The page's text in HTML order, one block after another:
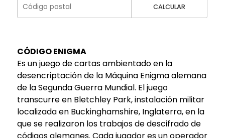
CALCULAR
CÓDIGO ENIGMA
Es un juego de cartas ambientado en la
desencriptación de la Máquina Enigma alemana
de la Segunda Guerra Mundial. El juego
transcurre en Bletchley Park, instalación militar
localizada en Buckinghamshire, Inglaterra, en la
que se realizaron los trabajos de descifrado de